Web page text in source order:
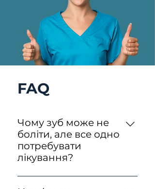
FAQ
Чому зуб може не
боліти, але все одно
потребувати
лікування?
Карієс часто розвивається